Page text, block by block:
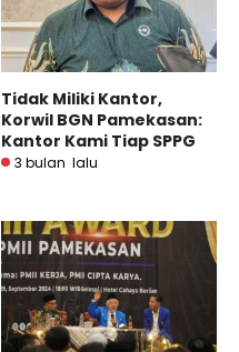
Tidak Miliki Kantor,
Korwil BGN Pamekasan:
Kantor Kami Tiap SPPG
3 bulan lalu